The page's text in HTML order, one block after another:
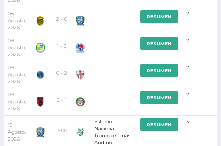
08
Agosto,
2026
2 - 0 RESUMEN 2
09
Agosto,
2026
1 - 3 RESUMEN 2
09
Agosto,
2026
0 - 2 RESUMEN 2
09
Agosto,
2026
2 - 1 RESUMEN 2
15
Agosto,
2026
15:00
Estadio
Nacional
Tiburcio Carias
Andino
RESUMEN 3